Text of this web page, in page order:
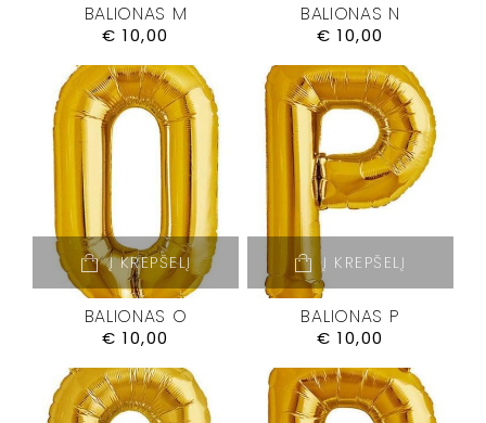
BALIONAS M
€ 10,00
BALIONAS N
€ 10,00
Į KREPŠELĮ
BALIONAS O
€ 10,00
Į KREPŠELĮ
BALIONAS P
€ 10,00